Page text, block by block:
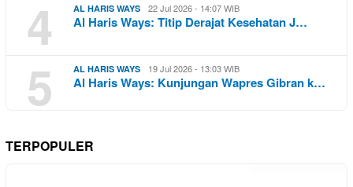
4 AL HARIS WAYS 22 Jul 2026 - 14:07 WIB
Al Haris Ways: Titip Derajat Kesehatan J…
5 AL HARIS WAYS 19 Jul 2026 - 13:03 WIB
Al Haris Ways: Kunjungan Wapres Gibran k…
TERPOPULER